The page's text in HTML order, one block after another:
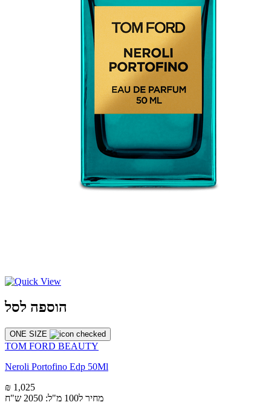
הוספה לסל
ONE SIZE
TOM FORD BEAUTY
Neroli Portofino Edp 50Ml
₪ 1,025
מחיר ל100 מ"ל: 2050 ש"ח